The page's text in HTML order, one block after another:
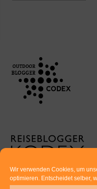
Wir verwenden Cookies, um
optimieren. Entscheidet selber,